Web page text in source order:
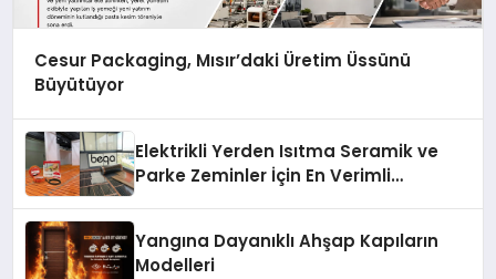
Cesur Packaging, Mısır’daki Üretim Üssünü
Büyütüyor
Elektrikli Yerden Isıtma Seramik ve
Parke Zeminler İçin En Verimli
Yangına Dayanıklı Ahşap Kapıların
Modelleri